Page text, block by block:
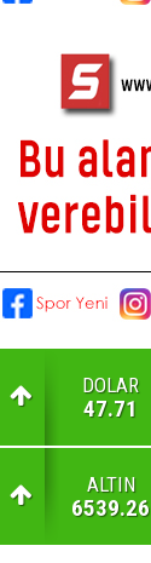
DOLAR
47.71
ALTIN
6539.26